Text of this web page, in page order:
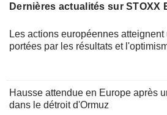
Dernières actualités sur STOXX
Les actions européennes
portées par les résultats et
Hausse attendue en Europe après
dans le détroit d'Ormuz